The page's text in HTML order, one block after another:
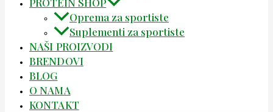
Oprema za sportiste
Suplementi za sportiste
NAŠI PROIZVODI
BRENDOVI
BLOG
O NAMA
KONTAKT